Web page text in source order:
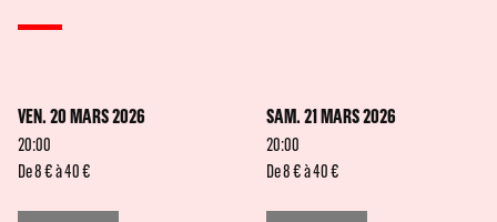
VEN. 20 MARS 2026
20:00
De 8 € à 40 €
SAM. 21 MARS 2026
20:00
De 8 € à 40 €